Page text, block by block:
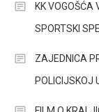
KK VOGOŠĆA
SPORTSKI
ZAJEDNICA
POLICIJSKOJ